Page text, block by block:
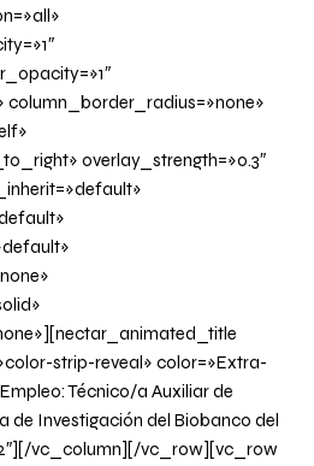
column_border_radius=»none»
overlay_strength=»0.3″
strip-reveal» color=»Extra-
Técnico/a Auxiliar de
de Investigación del Biobanco del
vc_column][/vc_row][vc_row